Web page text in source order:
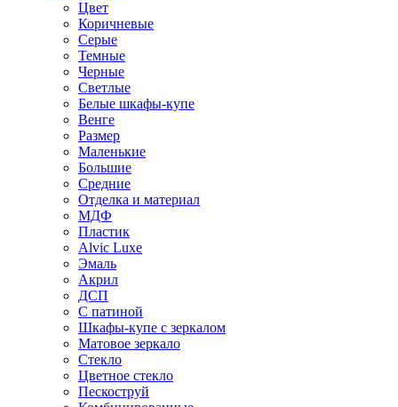
Цвет
Коричневые
Серые
Темные
Черные
Светлые
Белые шкафы-купе
Венге
Размер
Маленькие
Большие
Средние
Отделка и материал
МДФ
Пластик
Alvic Luxe
Эмаль
Акрил
ДСП
С патиной
Шкафы-купе с зеркалом
Матовое зеркало
Стекло
Цветное стекло
Пескоструй